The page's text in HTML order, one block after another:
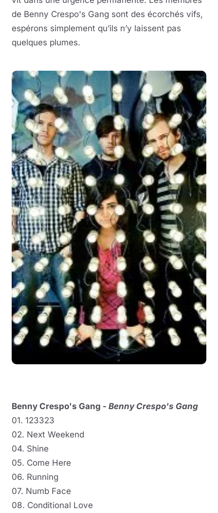
de Benny Crespo's Gang sont des écorchés vifs,
espérons simplement qu’ils n’y laissent pas
quelques plumes.
Benny Crespo's Gang - Benny Crespo's Gang
01. 123323
02. Next Weekend
04. Shine
05. Come Here
06. Running
07. Numb Face
08. Conditional Love